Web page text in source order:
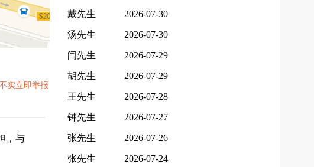
实立即举报
，与
戴先生 2026-07-30
汤先生 2026-07-30
闫先生 2026-07-29
胡先生 2026-07-29
王先生 2026-07-28
钟先生 2026-07-27
张先生 2026-07-26
张先生 2026-07-24